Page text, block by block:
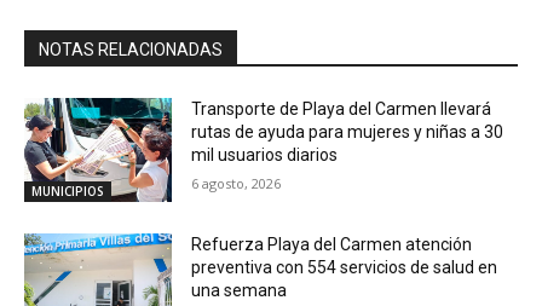
NOTAS RELACIONADAS
MUNICIPIOS
Transporte de Playa del Carmen llevará
rutas de ayuda para mujeres y niñas a 30
mil usuarios diarios
6 agosto, 2026
Refuerza Playa del Carmen atención
preventiva con 554 servicios de salud en
una semana